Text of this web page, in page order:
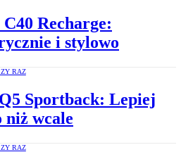
Recharge:
i stylowo
RAZ
Sportback: Lepiej
niż wcale
RAZ